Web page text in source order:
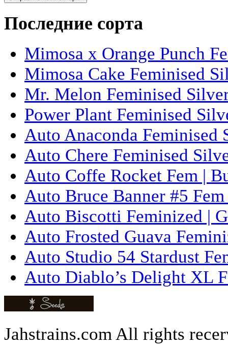
Последние сорта
Mimosa x Orange Punch
Mimosa Cake Feminised
Mr. Melon Feminised
Power Plant Feminised
Auto Anaconda Feminised
Auto Chere Feminised
Auto Coffe Rocket Fem |
Auto Bruce Banner #5
Auto Biscotti Feminized |
Auto Frosted Guava
Auto Studio 54 Stardust
Auto Diablo’s Delight XL
Jahstrains.comAll rights